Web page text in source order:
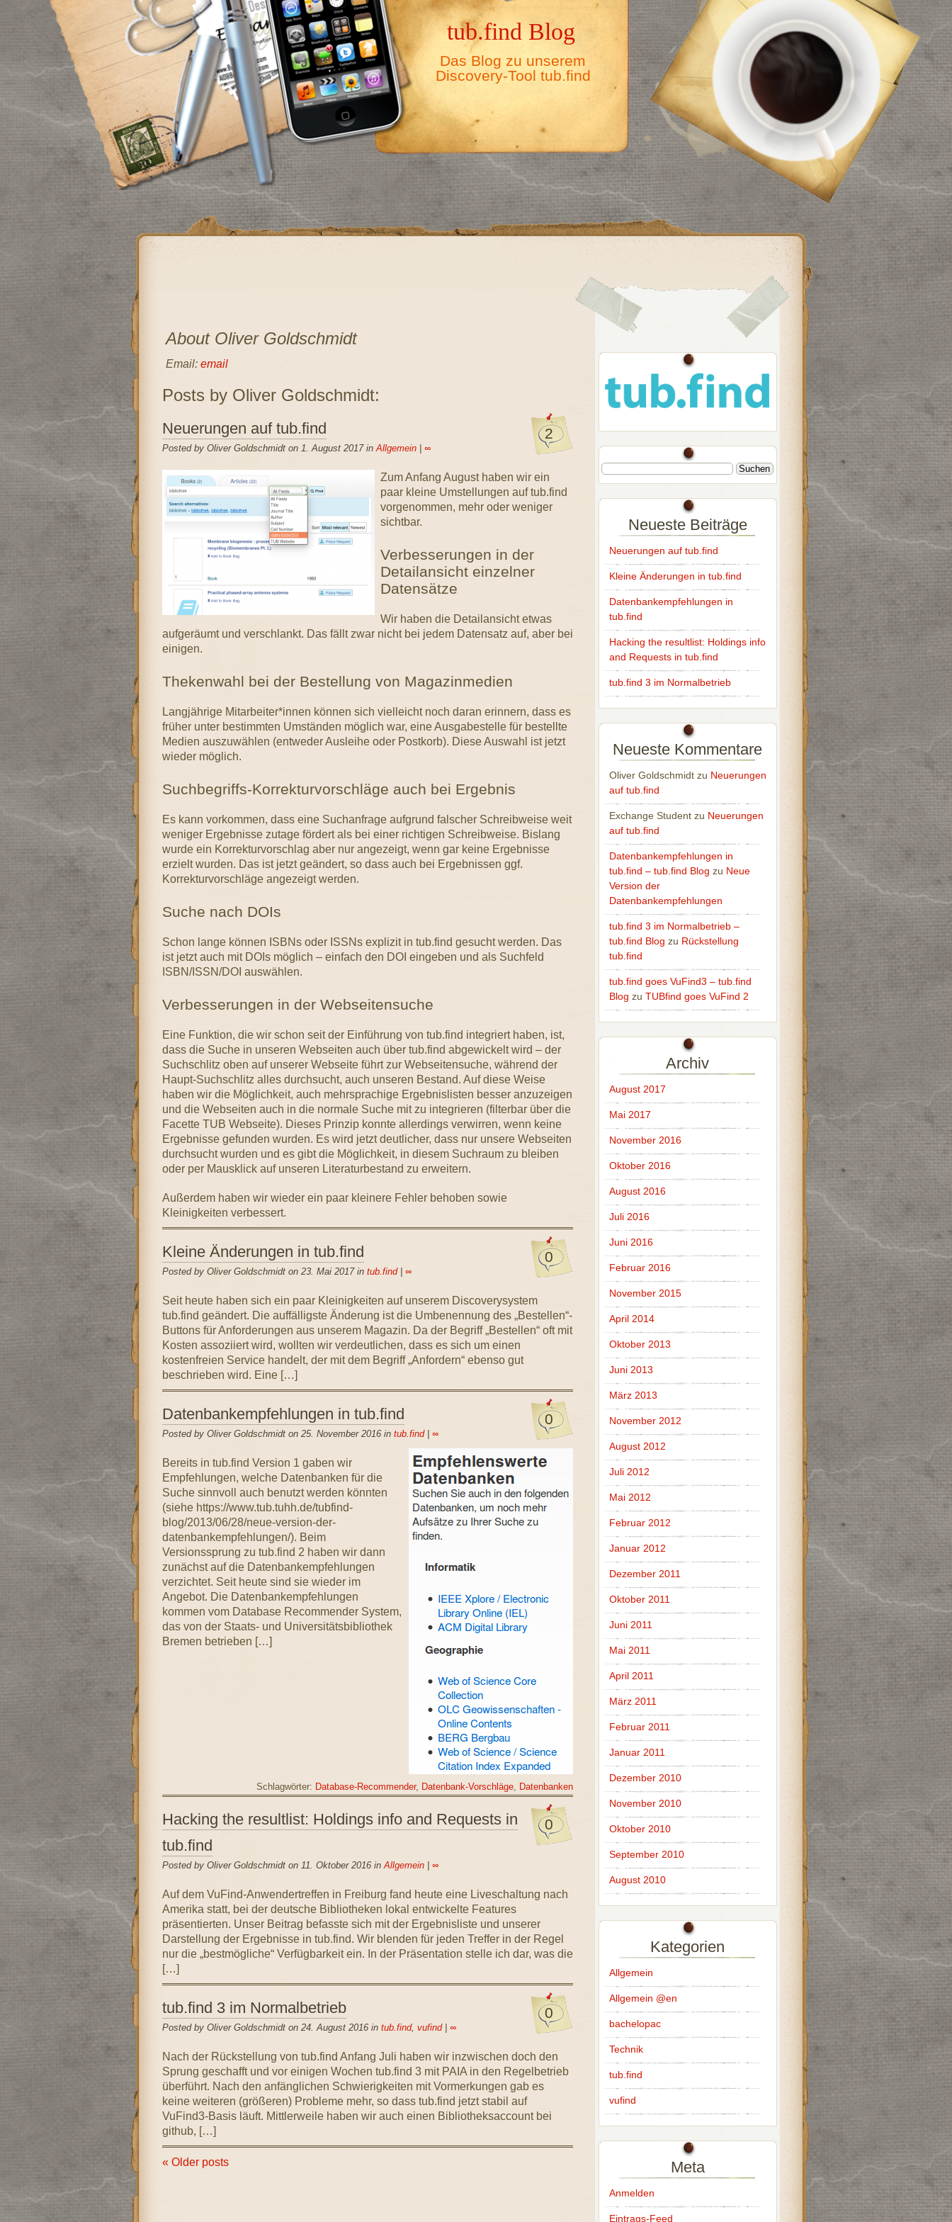
tub.find Blog
Das Blog zu unserem
Discovery-Tool tub.find
About Oliver Goldschmidt
Email: email
Posts by Oliver Goldschmidt:
2
Neuerungen auf tub.find
Posted by Oliver Goldschmidt on 1. August 2017 inAllgemein| ∞
Zum Anfang August haben wir ein
paar kleine Umstellungen auf tub.find
vorgenommen, mehr oder weniger
sichtbar.
Verbesserungen in der
Detailansicht einzelner
Datensätze
Wir haben die Detailansicht etwas
aufgeräumt und verschlankt. Das fällt zwar nicht bei jedem Datensatz auf, aber bei
einigen.
Thekenwahl bei der Bestellung von Magazinmedien
Langjährige Mitarbeiter*innen können sich vielleicht noch daran erinnern, dass es
früher unter bestimmten Umständen möglich war, eine Ausgabestelle für bestellte
Medien auszuwählen (entweder Ausleihe oder Postkorb). Diese Auswahl ist jetzt
wieder möglich.
Suchbegriffs-Korrekturvorschläge auch bei Ergebnis
Es kann vorkommen, dass eine Suchanfrage aufgrund falscher Schreibweise weit
weniger Ergebnisse zutage fördert als bei einer richtigen Schreibweise. Bislang
wurde ein Korrekturvorschlag aber nur angezeigt, wenn gar keine Ergebnisse
erzielt wurden. Das ist jetzt geändert, so dass auch bei Ergebnissen ggf.
Korrekturvorschläge angezeigt werden.
Suche nach DOIs
Schon lange können ISBNs oder ISSNs explizit in tub.find gesucht werden. Das
ist jetzt auch mit DOIs möglich – einfach den DOI eingeben und als Suchfeld
ISBN/ISSN/DOI auswählen.
Verbesserungen in der Webseitensuche
Eine Funktion, die wir schon seit der Einführung von tub.find integriert haben, ist,
dass die Suche in unseren Webseiten auch über tub.find abgewickelt wird – der
Suchschlitz oben auf unserer Webseite führt zur Webseitensuche, während der
Haupt-Suchschlitz alles durchsucht, auch unseren Bestand. Auf diese Weise
haben wir die Möglichkeit, auch mehrsprachige Ergebnislisten besser anzuzeigen
und die Webseiten auch in die normale Suche mit zu integrieren (filterbar über die
Facette TUB Webseite). Dieses Prinzip konnte allerdings verwirren, wenn keine
Ergebnisse gefunden wurden. Es wird jetzt deutlicher, dass nur unsere Webseiten
durchsucht wurden und es gibt die Möglichkeit, in diesem Suchraum zu bleiben
oder per Mausklick auf unseren Literaturbestand zu erweitern.
Außerdem haben wir wieder ein paar kleinere Fehler behoben sowie
Kleinigkeiten verbessert.
0
Kleine Änderungen in tub.find
Posted by Oliver Goldschmidt on 23. Mai 2017 in tub.find| ∞
Seit heute haben sich ein paar Kleinigkeiten auf unserem Discoverysystem
tub.find geändert. Die auffälligste Änderung ist die Umbenennung des „Bestellen“-
Buttons für Anforderungen aus unserem Magazin. Da der Begriff „Bestellen“ oft mit
Kosten assoziiert wird, wollten wir verdeutlichen, dass es sich um einen
kostenfreien Service handelt, der mit dem Begriff „Anfordern“ ebenso gut
beschrieben wird. Eine […]
0
Datenbankempfehlungen in tub.find
Posted by Oliver Goldschmidt on 25. November 2016 in tub.find| ∞
Bereits in tub.find Version 1 gaben wir
Empfehlungen, welche Datenbanken für die
Suche sinnvoll auch benutzt werden könnten
(siehe https://www.tub.tuhh.de/tubfind-
blog/2013/06/28/neue-version-der-
datenbankempfehlungen/). Beim
Versionssprung zu tub.find 2 haben wir dann
zunächst auf die Datenbankempfehlungen
verzichtet. Seit heute sind sie wieder im
Angebot. Die Datenbankempfehlungen
kommen vom Database Recommender System,
das von der Staats- und Universitätsbibliothek
Bremen betrieben […]
Schlagwörter: Database-Recommender, Datenbank-Vorschläge, Datenbanken
0
Hacking the resultlist: Holdings info and Requests in
tub.find
Posted by Oliver Goldschmidt on 11. Oktober 2016 inAllgemein| ∞
Auf dem VuFind-Anwendertreffen in Freiburg fand heute eine Liveschaltung nach
Amerika statt, bei der deutsche Bibliotheken lokal entwickelte Features
präsentierten. Unser Beitrag befasste sich mit der Ergebnisliste und unserer
Darstellung der Ergebnisse in tub.find. Wir blenden für jeden Treffer in der Regel
nur die „bestmögliche“ Verfügbarkeit ein. In der Präsentation stelle ich dar, was die
[…]
0
tub.find 3 im Normalbetrieb
Posted by Oliver Goldschmidt on 24. August 2016 in tub.find, vufind| ∞
Nach der Rückstellung von tub.find Anfang Juli haben wir inzwischen doch den
Sprung geschafft und vor einigen Wochen tub.find 3 mit PAIA in den Regelbetrieb
überführt. Nach den anfänglichen Schwierigkeiten mit Vormerkungen gab es
keine weiteren (größeren) Probleme mehr, so dass tub.find jetzt stabil auf
VuFind3-Basis läuft. Mittlerweile haben wir auch einen Bibliotheksaccount bei
github, […]
« Older posts
Neueste Beiträge
Neuerungen auf tub.find
Kleine Änderungen in tub.find
Datenbankempfehlungen in
tub.find
Hacking the resultlist: Holdings info
and Requests in tub.find
tub.find 3 im Normalbetrieb
Neueste Kommentare
Oliver Goldschmidtzu Neuerungen
auf tub.find
Exchange Studentzu Neuerungen
auf tub.find
Datenbankempfehlungen in
tub.find – tub.find Blog zu Neue
Version der
Datenbankempfehlungen
tub.find 3 im Normalbetrieb –
tub.find Blog zu Rückstellung
tub.find
tub.find goes VuFind3 – tub.find
Blog zu TUBfind goes VuFind 2
Archiv
August 2017
Mai 2017
November 2016
Oktober 2016
August 2016
Juli 2016
Juni 2016
Februar 2016
November 2015
April 2014
Oktober 2013
Juni 2013
März 2013
November 2012
August 2012
Juli 2012
Mai 2012
Februar 2012
Januar 2012
Dezember 2011
Oktober 2011
Juni 2011
Mai 2011
April 2011
März 2011
Februar 2011
Januar 2011
Dezember 2010
November 2010
Oktober 2010
September 2010
August 2010
Kategorien
Allgemein
Allgemein @en
bachelopac
Technik
tub.find
vufind
Meta
Anmelden
Eintrags-Feed